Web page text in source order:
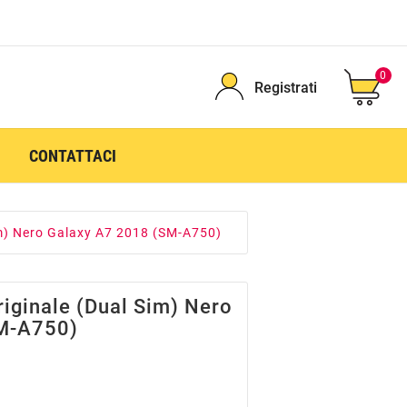
Registrati
0
CONTATTACI
Nero Galaxy A7 2018 (SM-A750)
(Dual Sim) Nero
A750)